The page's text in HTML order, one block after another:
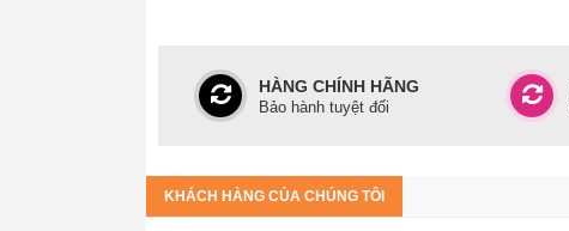
HÀNG CHÍNH HÃNG
Bảo hành tuyệt đối
KHÁCH HÀNG CỦA CHÚNG TÔI